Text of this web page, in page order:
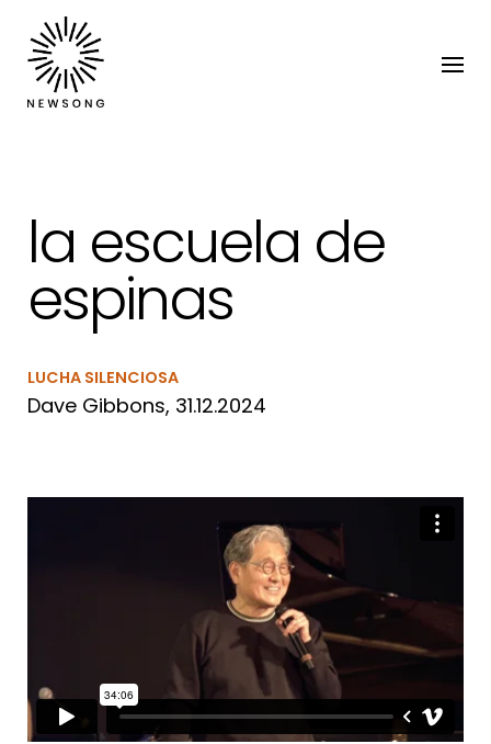
la escuela de
espinas
LUCHA SILENCIOSA
Dave Gibbons, 31.12.2024